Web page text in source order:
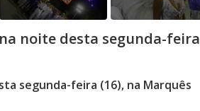
noite desta segunda-feira
segunda-feira (16), na Marquês